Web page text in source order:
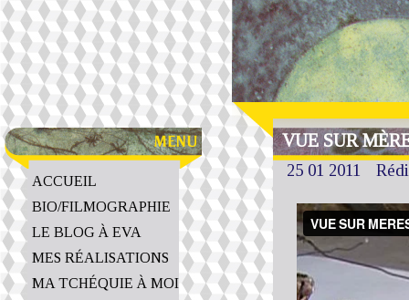
VUE SUR
25 01 2011
ACCUEIL
BIO/FILMOGRAPHIE
LE BLOG À EVA
MES RÉALISATIONS
MA TCHÉQUIE À MOI